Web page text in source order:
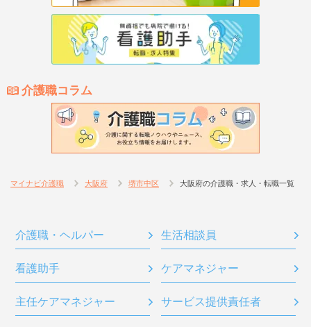
介護職コラム
マイナビ介護職 大阪府 堺市中区 大阪府の介護職・求人・転職一覧
介護職・ヘルパー 生活相談員
看護助手 ケアマネジャー
主任ケアマネジャー サービス提供責任者